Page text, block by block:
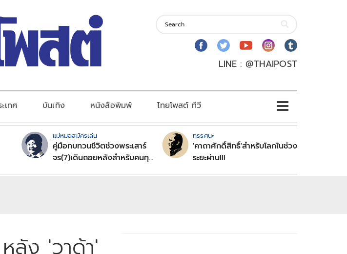
LINE : @THAIPOST
เทศ บันเทิง หนังสือพิมพ์ ไทยโพสต์ ทีวี
แม่หมอสมัครเล่น
คู่มือทบทวนชีวิตช่วงพระเสาร์
จร(7)เดินถอยหลังสำหรับคนทุก
ทรรศนะ
'คาถาศักดิ์สิทธิ์'สำหรับโลกในช่วง
ระยะผ่าน!!!
ลัง 'วาด้า'